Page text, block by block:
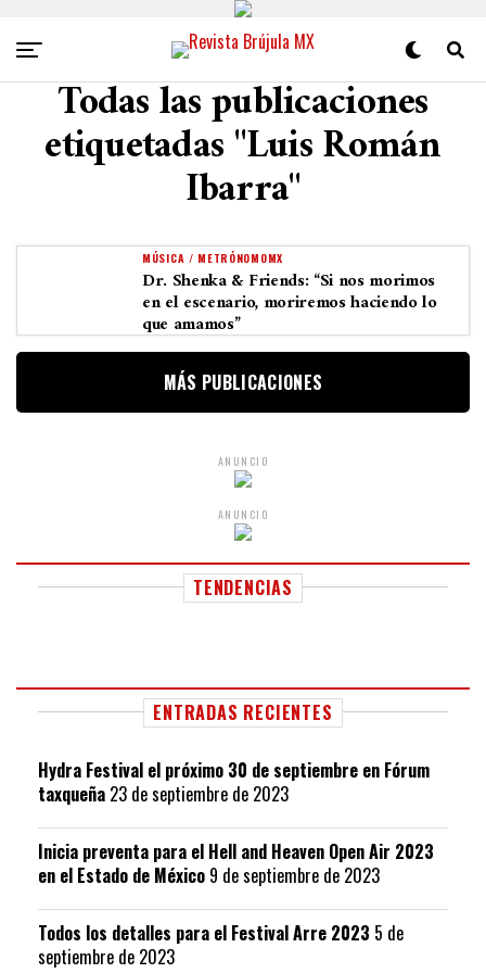
Todas las publicaciones
etiquetadas "Luis Román
Ibarra"
MÚSICA / METRÓNOMOMX
Dr. Shenka & Friends: “Si nos morimos
en el escenario, moriremos haciendo lo
que amamos”
MÁS PUBLICACIONES
ANUNCIO
ANUNCIO
TENDENCIAS
ENTRADAS RECIENTES
Hydra Festival el próximo 30 de septiembre en Fórum
taxqueña 23 de septiembre de 2023
Inicia preventa para el Hell and Heaven Open Air 2023
en el Estado de México 9 de septiembre de 2023
Todos los detalles para el Festival Arre 2023 5 de
septiembre de 2023